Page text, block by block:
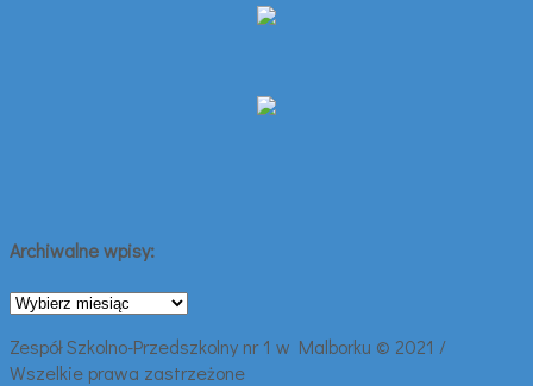
Archiwalne wpisy:
Archiwalne
Zespół Szkolno-Przedszkolny nr 1 w Malborku © 2021 /
Wszelkie prawa zastrzeżone